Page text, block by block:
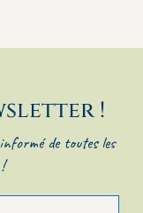
!
de toutes les